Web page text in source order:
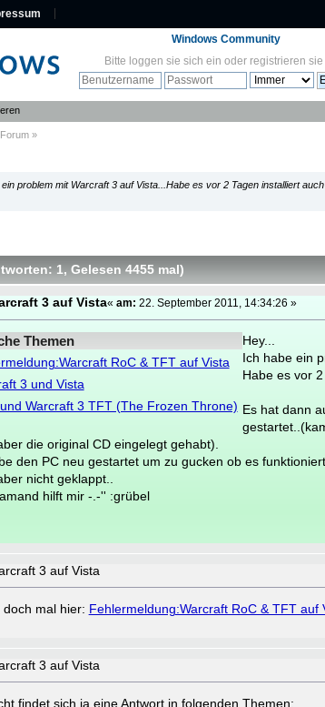
Windows Community
Bitte loggen sie sich ein oder registrieren sie
»
problem mit Warcraft 3 auf Vista...Habe es vor 2 Tagen installiert
1, Gelesen 4455 mal )
3 auf Vista«am: 22. September 2011, 14:34:26 »
Themen
RoC & TFT auf Vista
3 und Vista
Warcraft 3 TFT (The Frozen Throne)
Hey...
Ich habe ein
Habe es vor
Es hat dann
die original CD eingelegt gehabt).
den PC neu gestartet um zu gucken ob es
nicht geklappt..
hilft mir -.-'' :grübel
3 auf Vista
doch mal hier: Fehlermeldung:Warcraft RoC & TFT auf
3 auf Vista
findet sich ja eine Antwort in folgenden Themen: